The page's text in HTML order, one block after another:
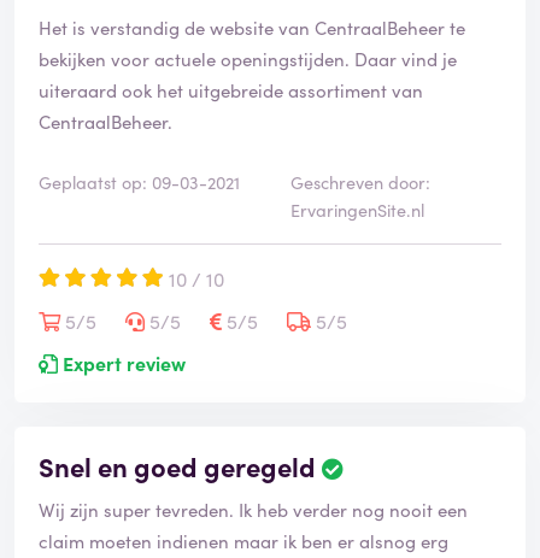
Het is verstandig de website van CentraalBeheer te
bekijken voor actuele openingstijden. Daar vind je
uiteraard ook het uitgebreide assortiment van
CentraalBeheer.
Geplaatst op: 09-03-2021
Geschreven door:
ErvaringenSite.nl
10 / 10
5/5
5/5 5/5
5/5
Expert review
Snel en goed geregeld
Wij zijn super tevreden. Ik heb verder nog nooit een
claim moeten indienen maar ik ben er alsnog erg